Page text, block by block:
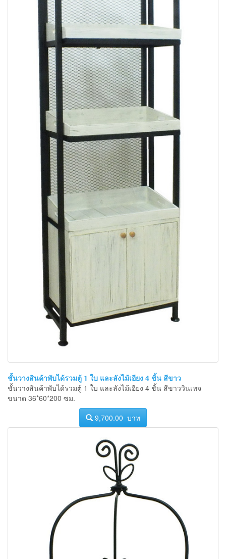
ชั้นวางสินค้าพับได้รวมตู้ 1 ใบ และลังไม้เอียง 4 ชิ้น สีขาว
ชั้นวางสินค้าพับได้รวมตู้ 1 ใบ และลังไม้เอียง 4 ชิ้น สีขาววินเทจ
ขนาด 36*60*200 ซม.
9,700.00 บาท